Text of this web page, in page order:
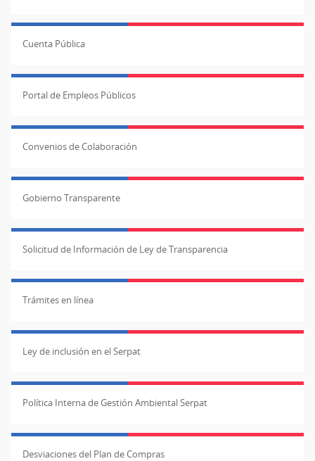
Cuenta Pública
Portal de Empleos Públicos
Convenios de Colaboración
Gobierno Transparente
Solicitud de Información de Ley de Transparencia
Trámites en línea
Ley de inclusión en el Serpat
Política Interna de Gestión Ambiental Serpat
Desviaciones del Plan de Compras